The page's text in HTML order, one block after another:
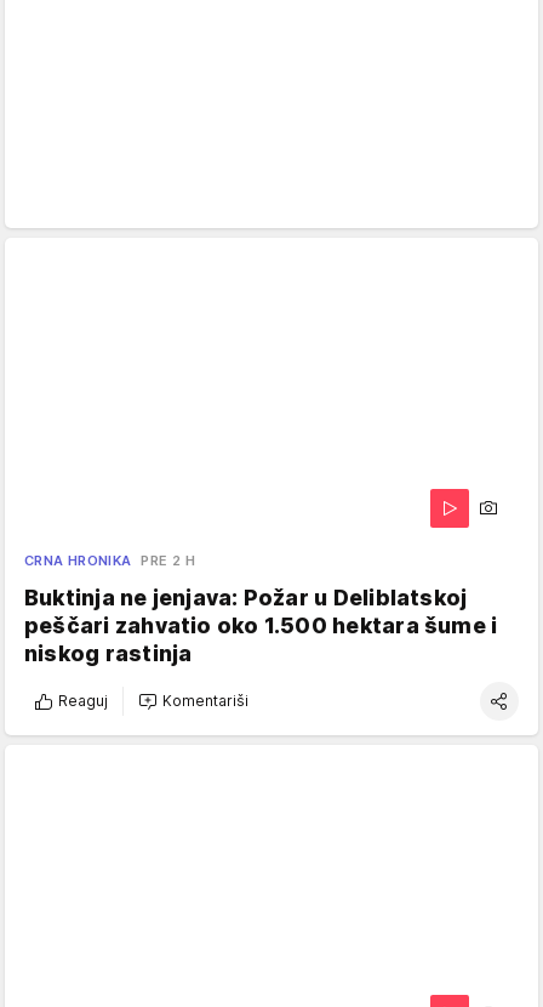
CRNA HRONIKA PRE 2 H
Buktinja ne jenjava: Požar u Deliblatskoj
peščari zahvatio oko 1.500 hektara šume i
niskog rastinja
Reaguj Komentariši